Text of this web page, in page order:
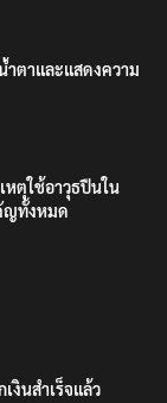
ำตาและแสดงความ
หตุใช้อาวุธปืนใน
ญทั้งหมด
งินสำเร็จแล้ว